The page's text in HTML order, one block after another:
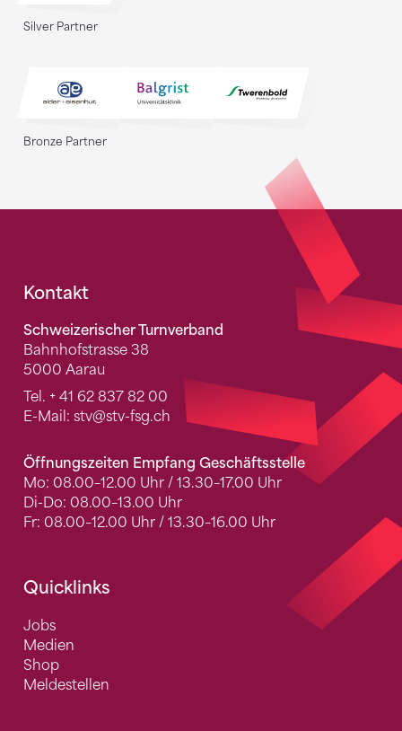
Silver Partner
Bronze Partner
Fusszeile
Kontakt
Schweizerischer Turnverband
Bahnhofstrasse 38
5000 Aarau
Tel. + 41 62 837 82 00
E-Mail: stv@stv-fsg.ch
Öffnungszeiten Empfang Geschäftsstelle
Mo: 08.00–12.00 Uhr / 13.30–17.00 Uhr
Di-Do: 08.00–13.00 Uhr
Fr: 08.00–12.00 Uhr / 13.30–16.00 Uhr
Quicklinks
Jobs
Medien
Shop
Meldestellen